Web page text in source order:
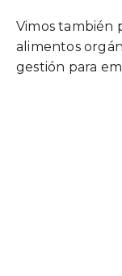
Vimos también
alimentos
gestión para